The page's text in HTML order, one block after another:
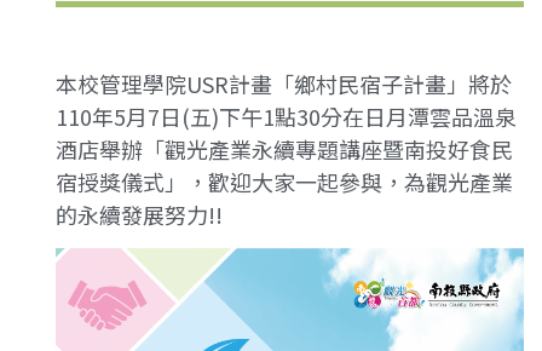
本校管理學院USR計畫「鄉村民宿子計畫」將於
110年5月7日(五)下午1點30分在日月潭雲品溫泉
酒店舉辦「觀光產業永續專題講座暨南投好食民
宿授獎儀式」，歡迎大家一起參與，為觀光產業
的永續發展努力!!